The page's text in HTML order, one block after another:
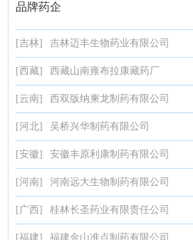
品牌药企
[吉林] 吉林迈丰生物药业有限公司
[西藏] 西藏山南雍布拉康藏药厂
[云南] 西双版纳柬龙制药有限公司
[河北] 吴桥兴华制药有限公司
[安徽] 安徽丰原利康制药有限公司
[河南] 河南远大生物制药有限公司
[广西] 桂林长圣药业有限责任公司
[福建] 福建金山准点制药有限公司